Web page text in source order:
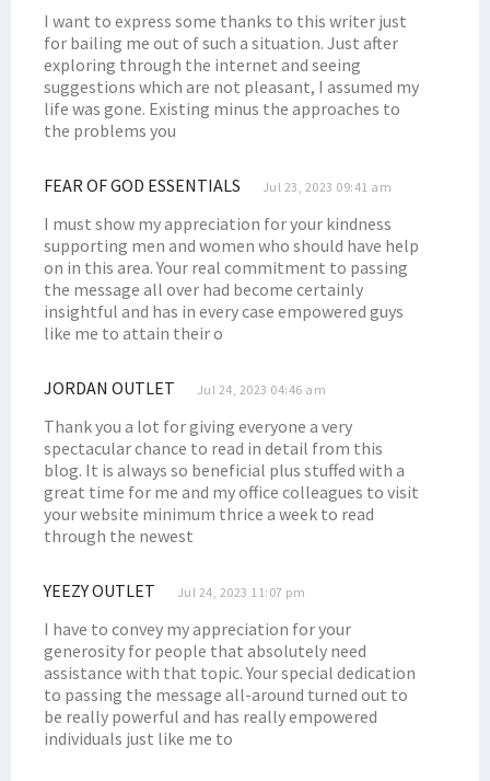
I want to express some thanks to this writer just
for bailing me out of such a situation. Just after
exploring through the internet and seeing
suggestions which are not pleasant, I assumed my
life was gone. Existing minus the approaches to
the problems you
FEAR OF GOD ESSENTIALS Jul 23, 2023 09:41 am
I must show my appreciation for your kindness
supporting men and women who should have help
on in this area. Your real commitment to passing
the message all over had become certainly
insightful and has in every case empowered guys
like me to attain their o
JORDAN OUTLET Jul 24, 2023 04:46 am
Thank you a lot for giving everyone a very
spectacular chance to read in detail from this
blog. It is always so beneficial plus stuffed with a
great time for me and my office colleagues to visit
your website minimum thrice a week to read
through the newest
YEEZY OUTLET Jul 24, 2023 11:07 pm
I have to convey my appreciation for your
generosity for people that absolutely need
assistance with that topic. Your special dedication
to passing the message all-around turned out to
be really powerful and has really empowered
individuals just like me to